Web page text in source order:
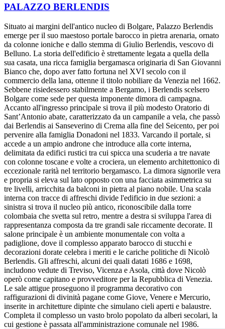
PALAZZO BERLENDIS
Situato ai margini dell'antico nucleo di Bolgare, Palazzo Berlendis
emerge per il suo maestoso portale barocco in pietra arenaria, ornato
da colonne ioniche e dallo stemma di Giulio Berlendis, vescovo di
Belluno. La storia dell'edificio è strettamente legata a quella della
sua casata, una ricca famiglia bergamasca originaria di San Giovanni
Bianco che, dopo aver fatto fortuna nel XVI secolo con il
commercio della lana, ottenne il titolo nobiliare da Venezia nel 1662.
Sebbene risiedessero stabilmente a Bergamo, i Berlendis scelsero
Bolgare come sede per questa imponente dimora di campagna.
Accanto all'ingresso principale si trova il più modesto Oratorio di
Sant’Antonio abate, caratterizzato da un campanile a vela, che passò
dai Berlendis ai Sanseverino di Crema alla fine del Seicento, per poi
pervenire alla famiglia Donadoni nel 1833. Varcando il portale, si
accede a un ampio androne che introduce alla corte interna,
delimitata da edifici rustici tra cui spicca una scuderia a tre navate
con colonne toscane e volte a crociera, un elemento architettonico di
eccezionale rarità nel territorio bergamasco. La dimora signorile vera
e propria si eleva sul lato opposto con una facciata asimmetrica su
tre livelli, arricchita da balconi in pietra al piano nobile. Una scala
interna con tracce di affreschi divide l'edificio in due sezioni: a
sinistra si trova il nucleo più antico, riconoscibile dalla torre
colombaia che svetta sul retro, mentre a destra si sviluppa l'area di
rappresentanza composta da tre grandi sale riccamente decorate. Il
salone principale è un ambiente monumentale con volta a
padiglione, dove il complesso apparato barocco di stucchi e
decorazioni dorate celebra i meriti e le cariche politiche di Nicolò
Berlendis. Gli affreschi, alcuni dei quali datati 1686 e 1698,
includono vedute di Treviso, Vicenza e Asola, città dove Nicolò
operò come capitano e provveditore per la Repubblica di Venezia.
Le sale attigue proseguono il programma decorativo con
raffigurazioni di divinità pagane come Giove, Venere e Mercurio,
inserite in architetture dipinte che simulano cieli aperti e balaustre.
Completa il complesso un vasto brolo popolato da alberi secolari, la
cui gestione è passata all'amministrazione comunale nel 1986.